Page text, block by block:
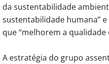
da sustentabilidade
sustentabilidade humana”
que “melhorem a qualidade
A estratégia do grupo